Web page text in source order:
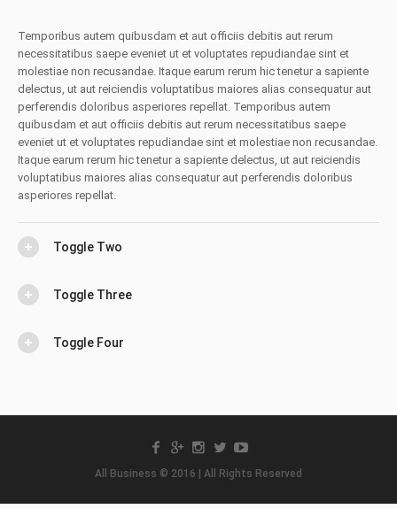
Temporibus autem quibusdam et aut officiis debitis aut rerum
necessitatibus saepe eveniet ut et voluptates repudiandae sint et
molestiae non recusandae. Itaque earum rerum hic tenetur a sapiente
delectus, ut aut reiciendis voluptatibus maiores alias consequatur aut
perferendis doloribus asperiores repellat. Temporibus autem
quibusdam et aut officiis debitis aut rerum necessitatibus saepe
eveniet ut et voluptates repudiandae sint et molestiae non recusandae.
Itaque earum rerum hic tenetur a sapiente delectus, ut aut reiciendis
voluptatibus maiores alias consequatur aut perferendis doloribus
asperiores repellat.
Toggle Two
Toggle Three
Toggle Four
All Business © 2016 | All Rights Reserved